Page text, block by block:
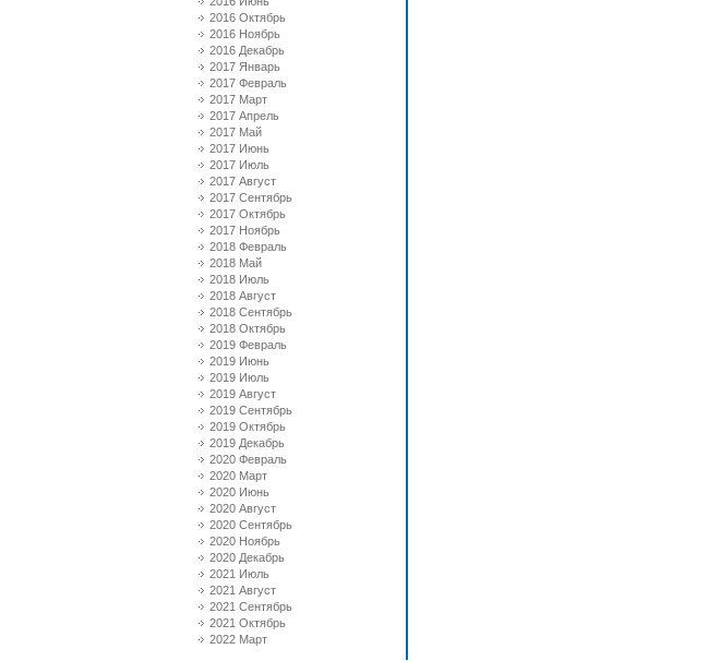
2016 Октябрь
2016 Ноябрь
2016 Декабрь
2017 Январь
2017 Февраль
2017 Март
2017 Апрель
2017 Май
2017 Июнь
2017 Июль
2017 Август
2017 Сентябрь
2017 Октябрь
2017 Ноябрь
2018 Февраль
2018 Май
2018 Июль
2018 Август
2018 Сентябрь
2018 Октябрь
2019 Февраль
2019 Июнь
2019 Июль
2019 Август
2019 Сентябрь
2019 Октябрь
2019 Декабрь
2020 Февраль
2020 Март
2020 Июнь
2020 Август
2020 Сентябрь
2020 Ноябрь
2020 Декабрь
2021 Июль
2021 Август
2021 Сентябрь
2021 Октябрь
2022 Март